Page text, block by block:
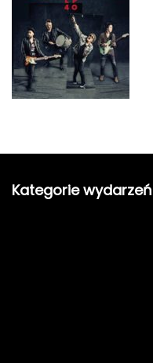
Kategorie wydarzeń